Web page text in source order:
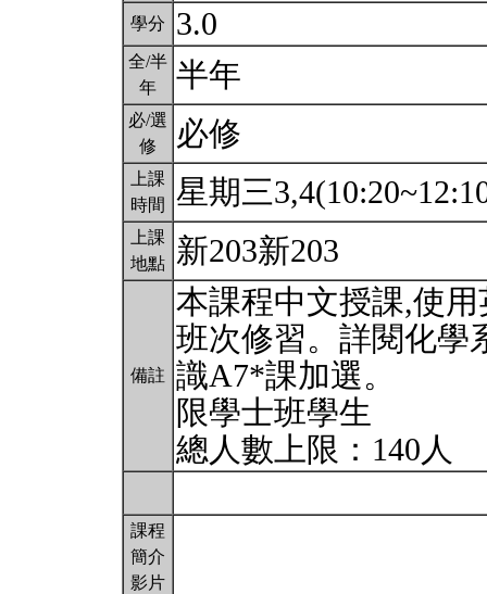
學分 3.0
全/半
年
半年
必/選
修
必修
上課
時間
星期三
上課
地點
新203新203
備註
本課程中文授課,使
班次修習。詳閱化學
識A7*課加選。
限學士班學生
總人數上限：140人
課程
簡介
影片